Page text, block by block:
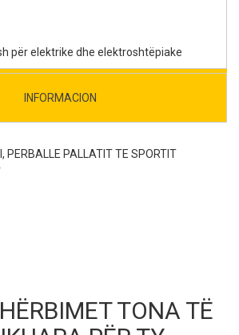
për elektrike dhe elektroshtëpiake
INFORMACION
PERBALLE PALLATIT TE SPORTIT
TONA TË